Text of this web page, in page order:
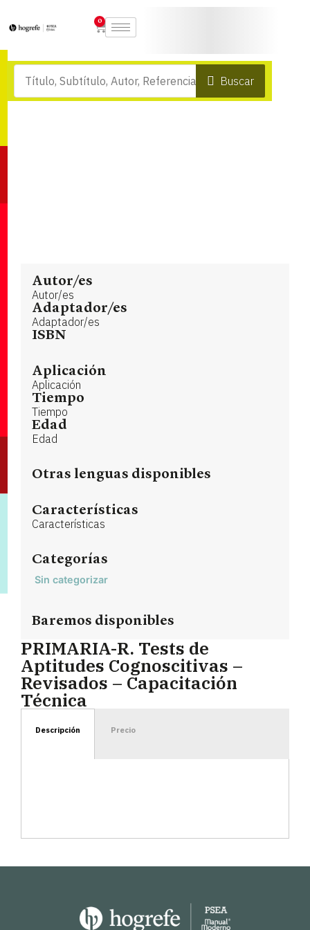
0
Buscar
Autor/es
Autor/es
Adaptador/es
Adaptador/es
ISBN
Aplicación
Aplicación
Tiempo
Tiempo
Edad
Edad
Otras lenguas disponibles
Características
Características
Categorías
Sin categorizar
Baremos disponibles
PRIMARIA-R. Tests de
Aptitudes Cognoscitivas –
Revisados – Capacitación
Técnica
Descripción Precio